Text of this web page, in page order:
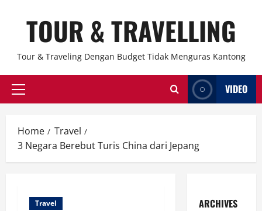
TOUR & TRAVELLING
Tour & Traveling Dengan Budget Tidak Menguras Kantong
Primary
VIDEO
Home
Travel
3 Negara Berebut Turis China dari Jepang
Travel
ARCHIVES